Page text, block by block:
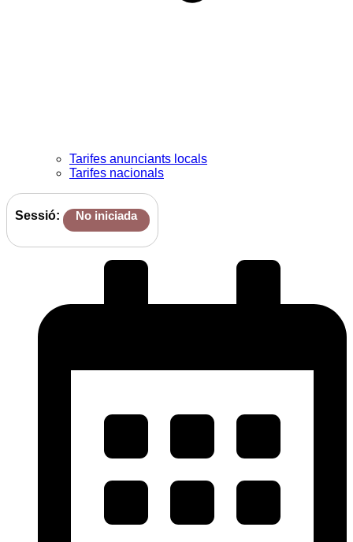
Tarifes anunciants locals
Tarifes nacionals
Sessió: No iniciada